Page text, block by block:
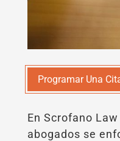
Programar Una
En Scrofano
abogados se